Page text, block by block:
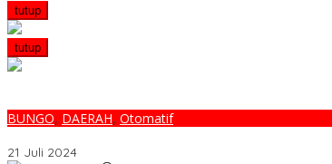
tutup
tutup
BUNGO, DAERAH, Otomatif
21 Juli 2024